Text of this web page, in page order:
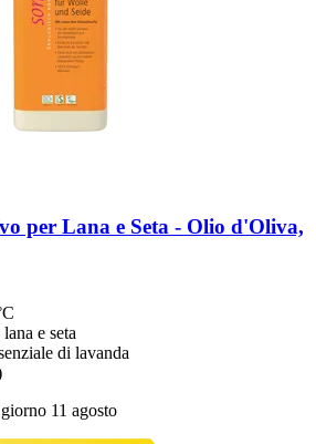
per Lana e Seta -​ Olio d'Oliva,
e seta
di lavanda
11 agosto